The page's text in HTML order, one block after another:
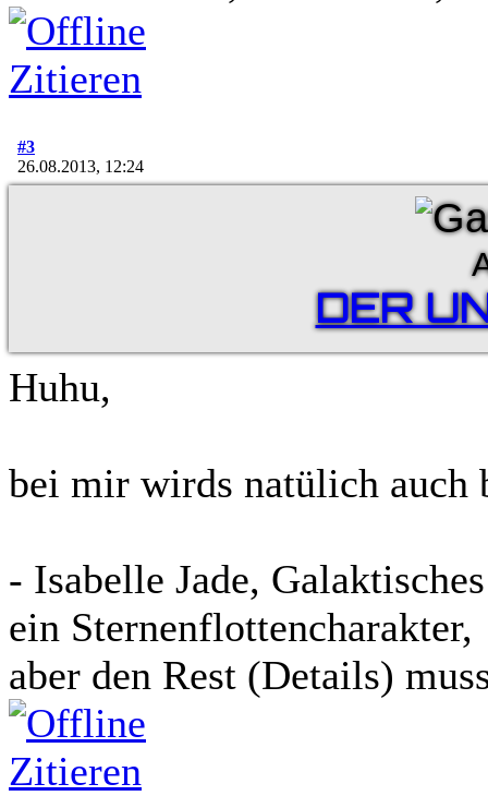
Zitieren
#3
26.08.2013, 12:24
DER
Huhu,
bei mir wirds natülich auch
- Isabelle Jade,
ein Sternenflottencharakter,
aber den Rest (Details)
Zitieren